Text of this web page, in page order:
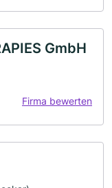
GmbH
Firma bewerten